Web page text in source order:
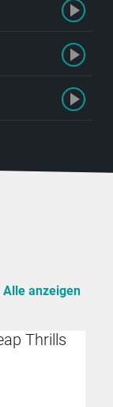
Alle anzeigen